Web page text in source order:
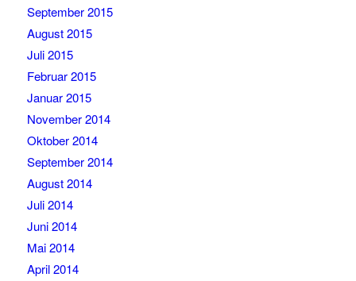
September 2015
August 2015
Juli 2015
Februar 2015
Januar 2015
November 2014
Oktober 2014
September 2014
August 2014
Juli 2014
Juni 2014
Mai 2014
April 2014